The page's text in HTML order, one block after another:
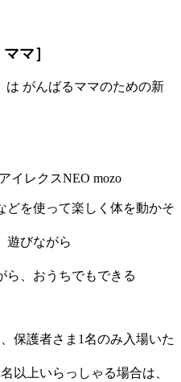
マ］
は がんばるママのための新
イレクスNEO mozo
どを使って楽しく体を動かそ
遊びながら
ら、おうちでもできる
保護者さま1名のみ入場いた
以上いらっしゃる場合は、